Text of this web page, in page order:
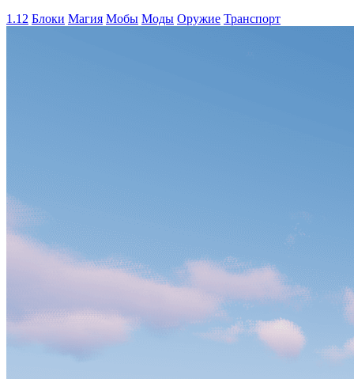
1.12 Блоки Магия Мобы Моды Оружие Транспорт